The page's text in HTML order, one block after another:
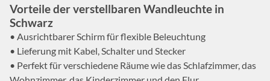
Vorteile der verstellbaren Wandleuchte in
Schwarz
• Ausrichtbarer Schirm für flexible Beleuchtung
• Lieferung mit Kabel, Schalter und Stecker
• Perfekt für verschiedene Räume wie das Schlafzimmer, das